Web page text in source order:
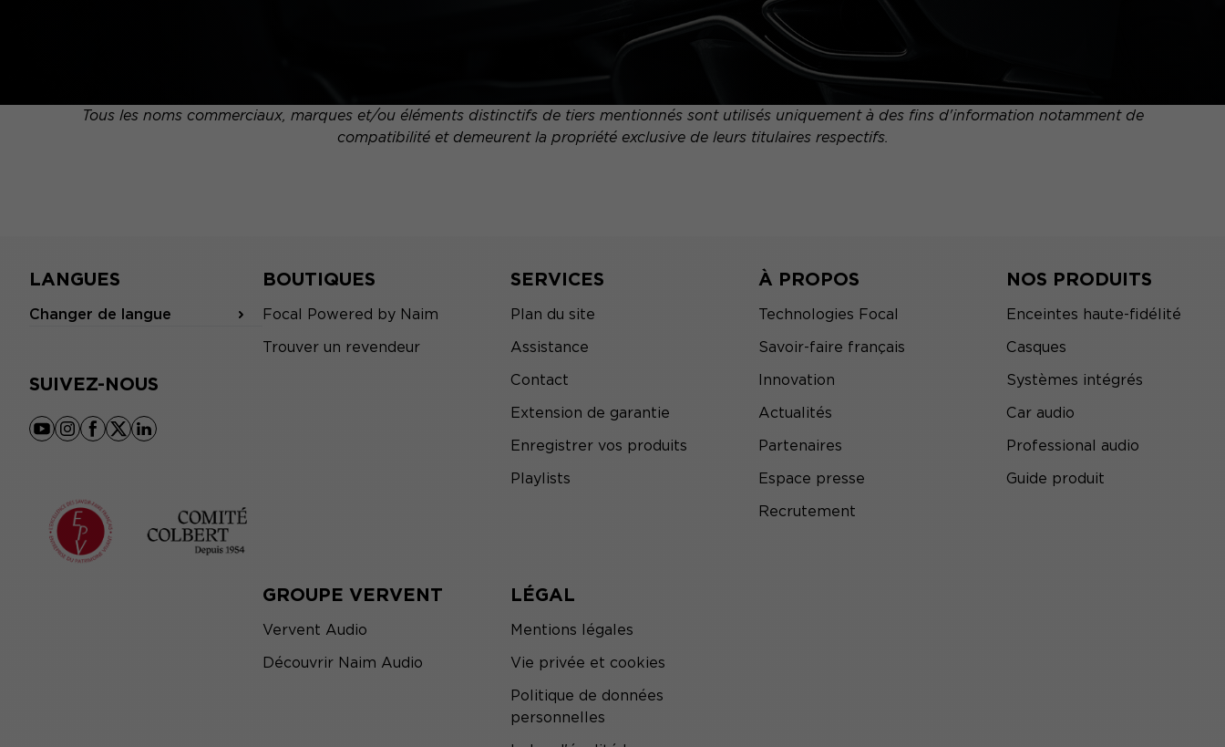
Tous les noms commerciaux, marques et/ou éléments distinctifs de tiers mentionnés sont utilisés uniquement à des fins d'information notamment de
compatibilité et demeurent la propriété exclusive de leurs titulaires respectifs.
LANGUES
Changer de langue
SUIVEZ-NOUS
youtube
instagram
facebook
x linkedin
BOUTIQUES
Focal Powered by Naim
Trouver un revendeur
SERVICES
Plan du site
Assistance
Contact
Extension de garantie
Enregistrer vos produits
Playlists
À PROPOS
Technologies Focal
Savoir-faire français
Innovation
Actualités
Partenaires
Espace presse
Recrutement
NOS PRODUITS
Enceintes haute-fidélité
Casques
Systèmes intégrés
Car audio
Professional audio
Guide produit
GROUPE VERVENT
Vervent Audio
Découvrir Naim Audio
LÉGAL
Mentions légales
Vie privée et cookies
Politique de données
personnelles